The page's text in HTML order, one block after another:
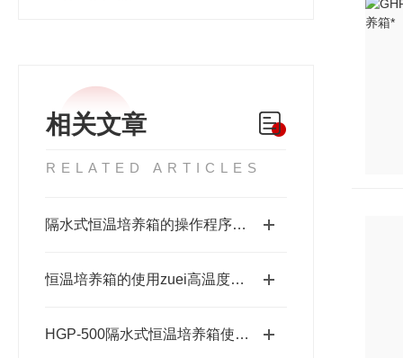
相关文章
RELATED ARTICLES
隔水式恒温培养箱的操作程序和注意事项说明
恒温培养箱的使用zuei高温度为多少度?
HGP-500隔水式恒温培养箱使用六个切记